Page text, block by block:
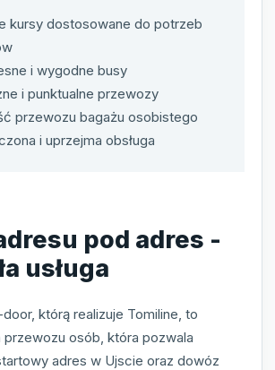
kursy dostosowane do potrzeb
i wygodne busy
i punktualne przewozy
przewozu bagażu osobistego
i uprzejma obsługa
pod adres -
usługa
którą realizuje Tomiline, to
osób, która pozwala
adres w Ujscie oraz dowóz